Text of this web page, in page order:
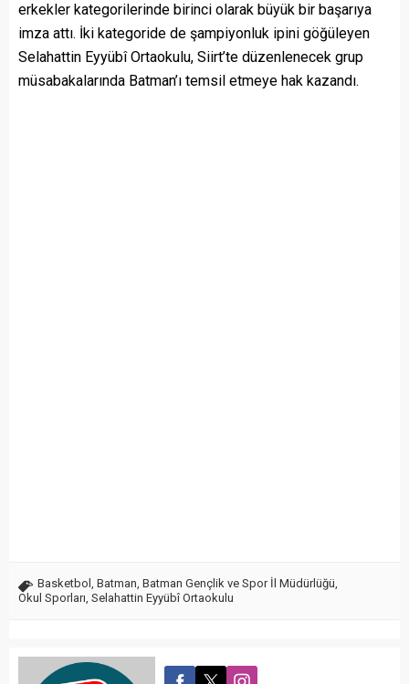
erkekler kategorilerinde birinci olarak büyük bir başarıya
imza attı. İki kategoride de şampiyonluk ipini göğüleyen
Selahattin Eyyübî Ortaokulu, Siirt’te düzenlenecek grup
müsabakalarında Batman’ı temsil etmeye hak kazandı.
Basketbol , Batman, Batman Gençlik ve Spor İl Müdürlüğü,
Okul Sporları, Selahattin Eyyübî Ortaokulu